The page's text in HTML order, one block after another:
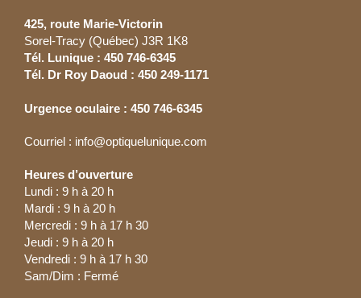
425, route Marie-Victorin
Sorel-Tracy (Québec) J3R 1K8
Tél. Lunique : 450 746-6345
Tél. Dr Roy Daoud : 450 249-1171
Urgence oculaire : 450 746-6345
Courriel : info@optiquelunique.com
Heures d’ouverture
Lundi : 9 h à 20 h
Mardi : 9 h à 20 h
Mercredi : 9 h à 17 h 30
Jeudi : 9 h à 20 h
Vendredi : 9 h à 17 h 30
Sam/Dim : Fermé